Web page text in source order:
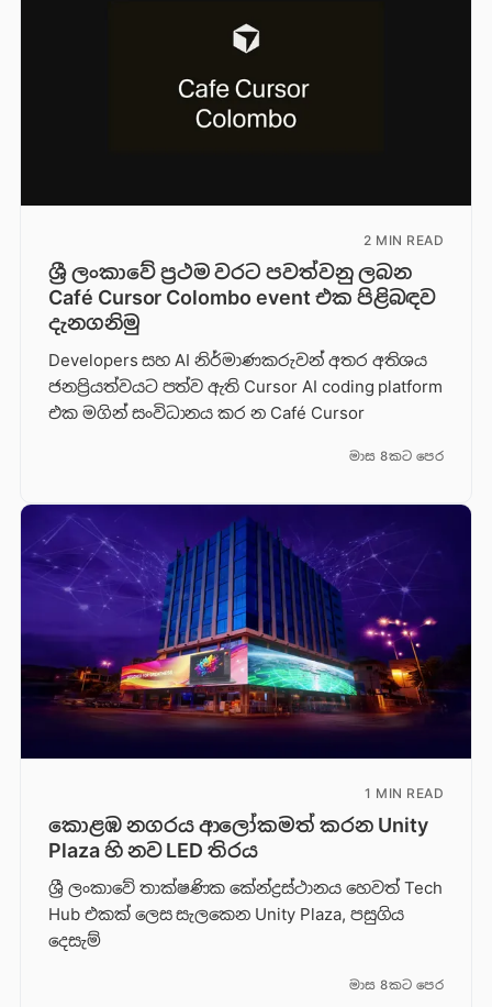
2 MIN READ
ශ්‍රී ලංකාවේ ප්‍රථම වරට පවත්වනු ලබන
Café Cursor Colombo event එක පිළිබඳව
දැනගනිමු
Developers සහ AI නිර්මාණකරුවන් අතර අතිශය
ජනප්‍රියත්වයට පත්ව ඇති Cursor AI coding platform
එක මගින් සංවිධානය කර න Café Cursor
මාස 8කට පෙර
1 MIN READ
කොළඹ නගරය ආලෝකමත් කරන Unity
Plaza හි නව LED තිරය
ශ්‍රී ලංකාවේ තාක්ෂණික කේන්ද්‍රස්ථානය හෙවත් Tech
Hub එකක් ලෙස සැලකෙන Unity Plaza, පසුගිය
දෙසැම්
මාස 8කට පෙර